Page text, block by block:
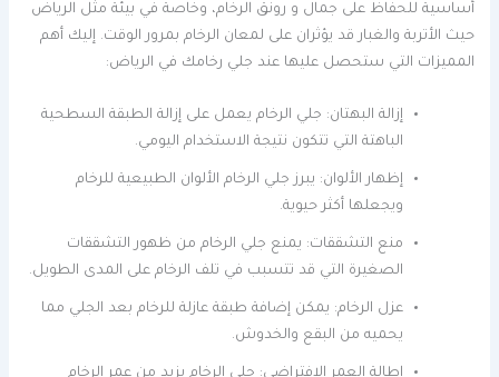
أساسية للحفاظ على جمال و رونق الرخام، وخاصة في بيئة مثل الرياض
حيث الأتربة والغبار قد يؤثران على لمعان الرخام بمرور الوقت. إليك أهم
المميزات التي ستحصل عليها عند جلي رخامك في الرياض:
إزالة البهتان: جلي الرخام يعمل على إزالة الطبقة السطحية
الباهتة التي تتكون نتيجة الاستخدام اليومي.
إظهار الألوان: يبرز جلي الرخام الألوان الطبيعية للرخام
ويجعلها أكثر حيوية.
منع التشققات: يمنع جلي الرخام من ظهور التشققات
الصغيرة التي قد تتسبب في تلف الرخام على المدى الطويل.
عزل الرخام: يمكن إضافة طبقة عازلة للرخام بعد الجلي مما
يحميه من البقع والخدوش.
إطالة العمر الافتراضي: جلي الرخام يزيد من عمر الرخام